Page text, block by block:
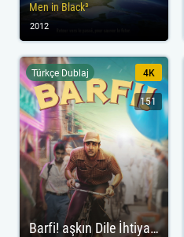
Men in Black³
2012
Barfi! aşkın Dile İhtiyacı Yoktur
Türkçe Dublaj 4K
151